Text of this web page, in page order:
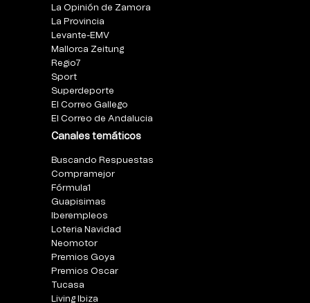
La Opinión de Zamora
La Provincia
Levante-EMV
Mallorca Zeitung
Regio7
Sport
Superdeporte
El Correo Gallego
El Correo de Andalucia
Canales temáticos
Buscando Respuestas
Compramejor
Fórmula1
Guapisimas
Iberempleos
Loteria Navidad
Neomotor
Premios Goya
Premios Oscar
Tucasa
Living Ibiza